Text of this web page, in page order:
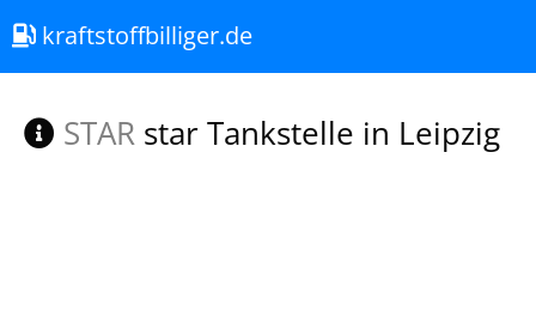
kraftstoffbilliger.de
STAR star Tankstelle in Leipzig